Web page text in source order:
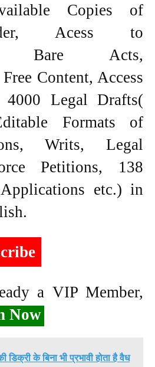
Copies of
Acess to
Bare Acts,
Content, Access
Legal Drafts(
Formats of
Writs, Legal
Petitions, 138
etc.) in
a VIP Member,
Now
डिक्री के बिना भी प्रभावी होता है वैध